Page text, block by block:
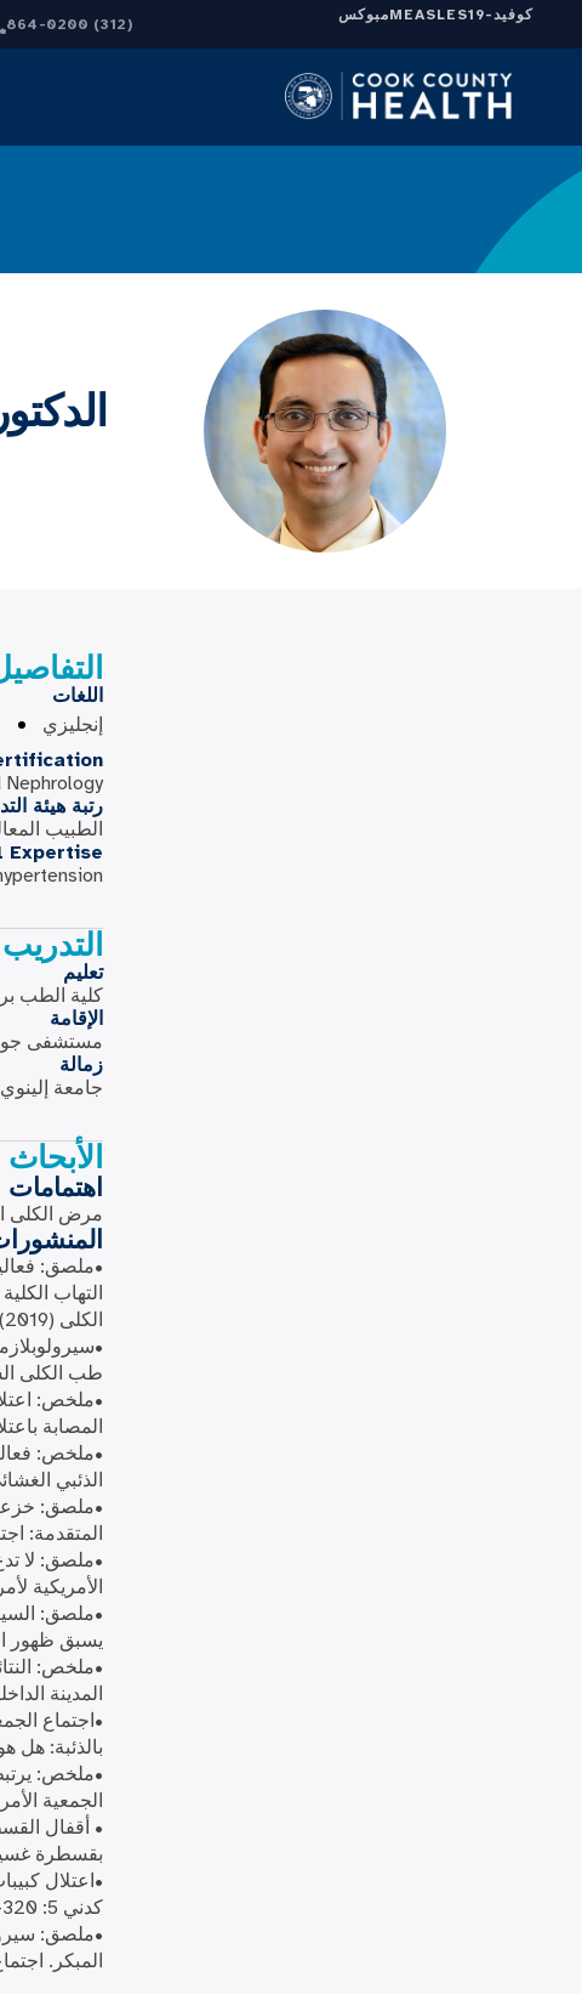
كوفيد-19 MEASLESمبوكس
(312) 864-0200
اللغات
إنجليزي
رتبة هيئة
الطبيب
Expertise
تعليم
كلية الطب
الإقامة
مستشفى
زمالة
جامعة
مرض الكلى
•ملصق:
التهاب
الكلى (2019)
طب الكلى
•ملخص:
المصابة
•ملخص:
الذئبي
•ملصق:
المتقدمة:
•ملصق: لا
الأمريكية
•ملصق:
يسبق ظهور
المدينة
بالذئبة: هل هو
•ملخص:
الجمعية
• أقفال
بقسطرة غسيل
•اعتلال
كدني 5: 320-322 (2012)
•ملصق:
المبكر.